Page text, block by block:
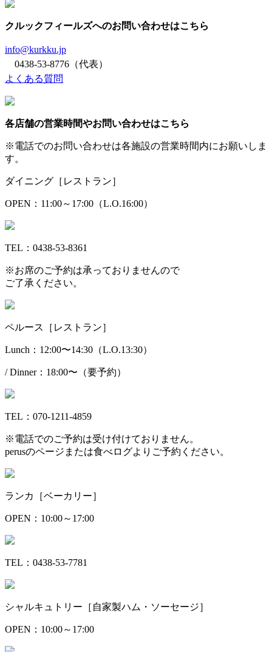
クルックフィールズへのお問い合わせはこちら
info@kurkku.jp
0438-53-8776（代表）
よくある質問
各店舗の営業時間やお問い合わせはこちら
※電話でのお問い合わせは各施設の営業時間内にお願いしま
す。
ダイニング［レストラン］
OPEN：11:00～17:00（L.O.16:00）
TEL：0438-53-8361
※お席のご予約は承っておりませんので
ご了承ください。
ペルース［レストラン］
Lunch：12:00〜14:30（L.O.13:30）
/ Dinner：18:00〜（要予約）
TEL：070-1211-4859
※電話でのご予約は受け付けておりません。
perusのページまたは食べログよりご予約ください。
ランカ［ベーカリー］
OPEN：10:00～17:00
TEL：0438-53-7781
シャルキュトリー［自家製ハム・ソーセージ］
OPEN：10:00～17:00